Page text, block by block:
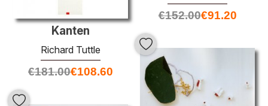
€152.00€91.20
Kanten
Richard Tuttle
€181.00€108.60